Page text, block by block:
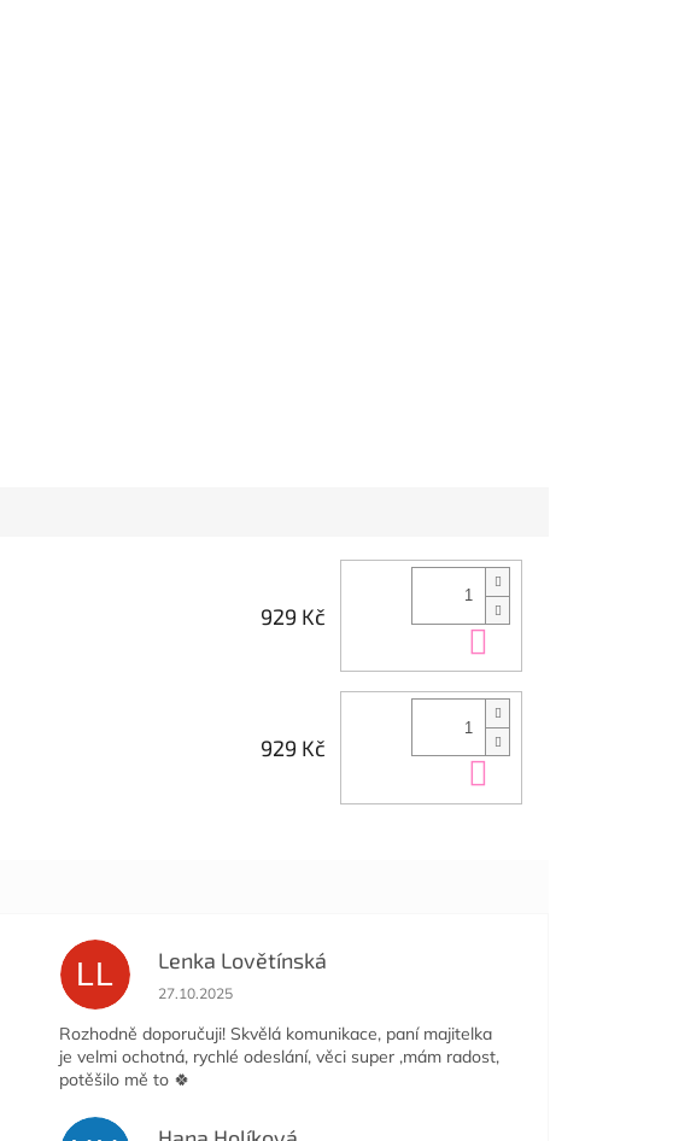
929 Kč
929 Kč
LL Lenka Lovětínská
Hodnocení obchodu je 5 z 5 hvězdiček.
27.10.2025
Rozhodně doporučuji! Skvělá komunikace, paní majitelka
je velmi ochotná, rychlé odeslání, věci super ,mám radost,
potěšilo mě to 🍀